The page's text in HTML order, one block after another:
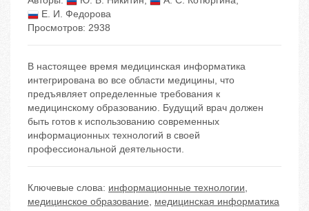
Е. И. Федорова
Просмотров: 2938
В настоящее время медицинская информатика
интегрирована во все области медицины, что
предъявляет определенные требования к
медицинскому образованию. Будущий врач должен
быть готов к использованию современных
информационных технологий в своей
профессиональной деятельности.
Ключевые слова: информационные технологии,
медицинское образование, медицинская информатика